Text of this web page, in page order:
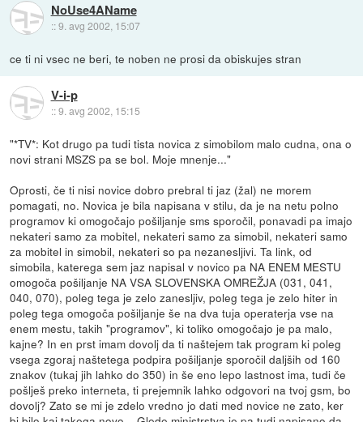
NoUse4AName
::9. avg 2002, 15:07
ce ti ni vsec ne beri, te noben ne prosi da obiskujes stran
V-i-p
::9. avg 2002, 15:15
"*TV*: Kot drugo pa tudi tista novica z simobilom malo cudna, ona o
novi strani MSZS pa se bol. Moje mnenje..."
Oprosti, če ti nisi novice dobro prebral ti jaz (žal) ne morem
pomagati, no. Novica je bila napisana v stilu, da je na netu polno
programov ki omogočajo pošiljanje sms sporočil, ponavadi pa imajo
nekateri samo za mobitel, nekateri samo za simobil, nekateri samo
za mobitel in simobil, nekateri so pa nezanesljivi. Ta link, od
simobila, katerega sem jaz napisal v novico pa NA ENEM MESTU
omogoča pošiljanje NA VSA SLOVENSKA OMREŽJA (031, 041,
040, 070), poleg tega je zelo zanesljiv, poleg tega je zelo hiter in
poleg tega omogoča pošiljanje še na dva tuja operaterja vse na
enem mestu, takih "programov", ki toliko omogočajo je pa malo,
kajne? In en prst imam dovolj da ti naštejem tak program ki poleg
vsega zgoraj naštetega podpira pošiljanje sporočil daljših od 160
znakov (tukaj jih lahko do 350) in še eno lepo lastnost ima, tudi če
pošlješ preko interneta, ti prejemnik lahko odgovori na tvoj gsm, bo
dovolj? Zato se mi je zdelo vredno jo dati med novice ne zato, ker